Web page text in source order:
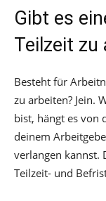
Gibt es
Teilzeit zu
Besteht für
zu arbeiten? Jein.
bist, hängt es von
deinem
verlangen kannst.
Teilzeit- und